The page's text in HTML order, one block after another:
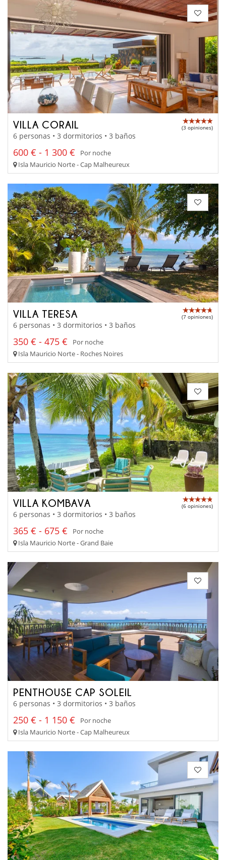
VILLA CORAIL (3 opiniones)
6 personas • 3 dormitorios • 3 baños
600 € - 1 300 €
Por noche
Isla Mauricio Norte - Cap Malheureux
VILLA TERESA (7 opiniones)
6 personas • 3 dormitorios • 3 baños
350 € - 475 €
Por noche
Isla Mauricio Norte - Roches Noires
VILLA KOMBAVA (6 opiniones)
6 personas • 3 dormitorios • 3 baños
365 € - 675 €
Por noche
Isla Mauricio Norte - Grand Baie
PENTHOUSE CAP SOLEIL
6 personas • 3 dormitorios • 3 baños
250 € - 1 150 €
Por noche
Isla Mauricio Norte - Cap Malheureux